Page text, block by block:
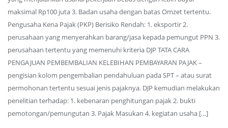
maksimal Rp100 juta 3. Badan usaha dengan batas Omzet tertentu.
Pengusaha Kena Pajak (PKP) Berisiko Rendah: 1. eksportir 2.
perusahaan yang menyerahkan barang/jasa kepada pemungut PPN 3.
perusahaan tertentu yang memenuhi kriteria DJP TATA CARA
PENGAJUAN PEMBEMBALIAN KELEBIHAN PEMBAYARAN PAJAK –
pengisian kolom pengembalian pendahuluan pada SPT – atau surat
permohonan tertentu sesuai jenis pajaknya. DJP kemudian melakukan
penelitian terhadap: 1. kebenaran penghitungan pajak 2. bukti
pemotongan/pemungutan 3. Pajak Masukan 4. kegiatan usaha […]